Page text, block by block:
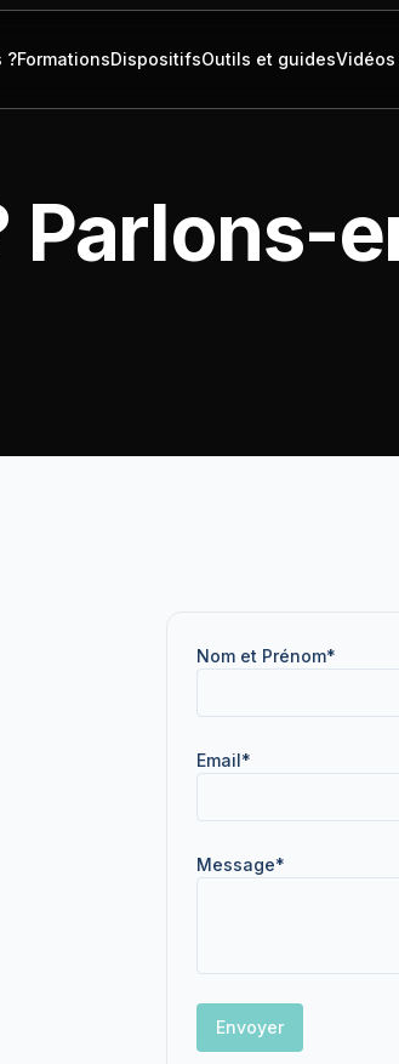
?FormationsDispositifsOutils et guides
Parlons-
Nom et Prénom*
Email*(required)
Message*(required)
Envoyer